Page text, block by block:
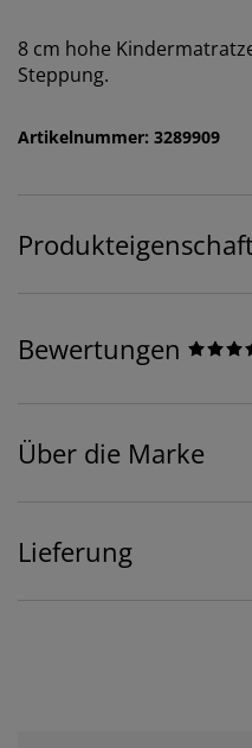
8 cm hohe
Steppung.
Artikelnummer: 3289909
Bewertungen
Über die Marke
Lieferung